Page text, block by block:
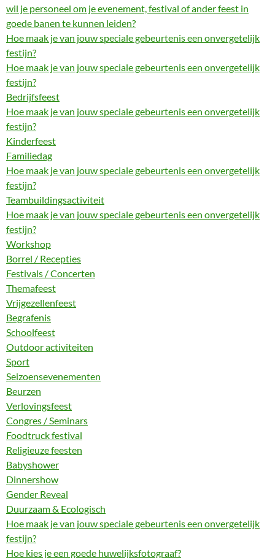
wil je personeel om je evenement, festival of ander feest in
goede banen te kunnen leiden?
Hoe maak je van jouw speciale gebeurtenis een onvergetelijk
festijn?
Hoe maak je van jouw speciale gebeurtenis een onvergetelijk
festijn?
Bedrijfsfeest
Hoe maak je van jouw speciale gebeurtenis een onvergetelijk
festijn?
Kinderfeest
Familiedag
Hoe maak je van jouw speciale gebeurtenis een onvergetelijk
festijn?
Teambuildingsactiviteit
Hoe maak je van jouw speciale gebeurtenis een onvergetelijk
festijn?
Workshop
Borrel / Recepties
Festivals / Concerten
Themafeest
Vrijgezellenfeest
Begrafenis
Schoolfeest
Outdoor activiteiten
Sport
Seizoensevenementen
Beurzen
Verlovingsfeest
Congres / Seminars
Foodtruck festival
Religieuze feesten
Babyshower
Dinnershow
Gender Reveal
Duurzaam & Ecologisch
Hoe maak je van jouw speciale gebeurtenis een onvergetelijk
festijn?
Hoe kies je een goede huwelijksfotograaf?